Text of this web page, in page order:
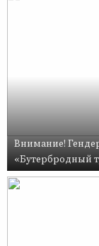
Внимание!
«Бутербродный